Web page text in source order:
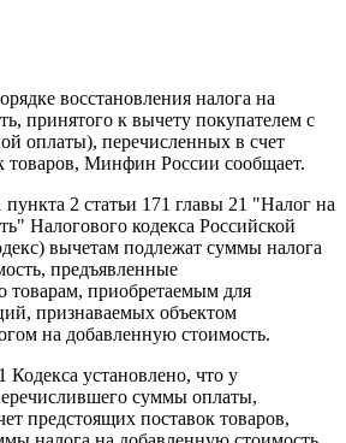
восстановления налога на
принятого к вычету покупателем с
оплаты), перечисленных в счет
товаров, Минфин России сообщает.
2 статьи 171 главы 21 "Налог на
Налогового кодекса Российской
вычетам подлежат суммы налога
предъявленные
товарам, приобретаемым для
признаваемых объектом
на добавленную стоимость.
Кодекса установлено, что у
суммы оплаты,
предстоящих поставок товаров,